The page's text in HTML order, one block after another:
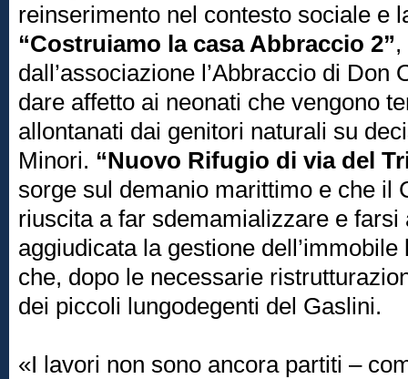
reinserimento nel contesto sociale e
“Costruiamo la casa Abbraccio 2”
dall’associazione l’Abbraccio di Don
dare affetto ai neonati che vengono
allontanati dai genitori naturali su
Minori. “Nuovo Rifugio di via del
sorge sul demanio marittimo e che il
riuscita a far sdemamializzare e farsi
aggiudicata la gestione dell’immobile
che, dopo le necessarie
dei piccoli lungodegenti del Gaslini.
«I lavori non sono ancora partiti –